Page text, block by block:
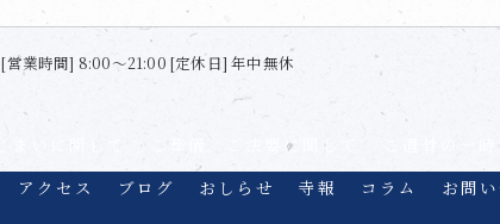
[営業時間] 8:00〜21:00 [定休日] 年中無休
ご葬儀、ご法要に関して
アクセス ブログ おしらせ 寺報 コラム お問